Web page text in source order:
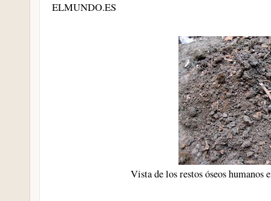
ELMUNDO.ES
Vista de los restos óseos